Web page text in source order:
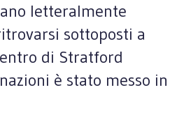
letteralmente
sottoposti a
di Stratford
è stato messo in